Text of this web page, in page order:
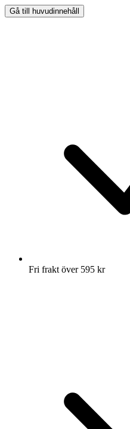
Gå till huvudinnehåll
Fri frakt över 595 kr